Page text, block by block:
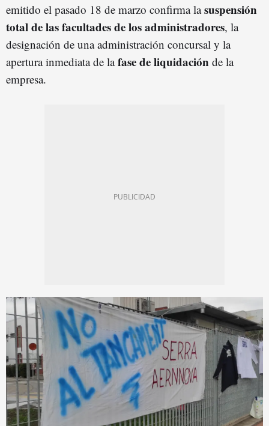
emitido el pasado 18 de marzo confirma lasuspensión
total de las facultades de los administradores, la
designación de una administración concursal y la
apertura inmediata de lafase de liquidación de la
empresa.